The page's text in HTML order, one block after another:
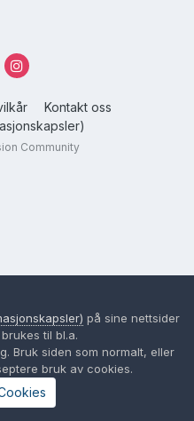
Kontakt oss
Community
på sine nettsider
til bl.a.
Bruk siden som normalt, eller
bruk av cookies.